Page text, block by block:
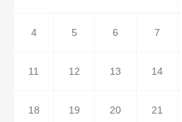
4 5 6 7
11 12 13 14
18 19 20 21